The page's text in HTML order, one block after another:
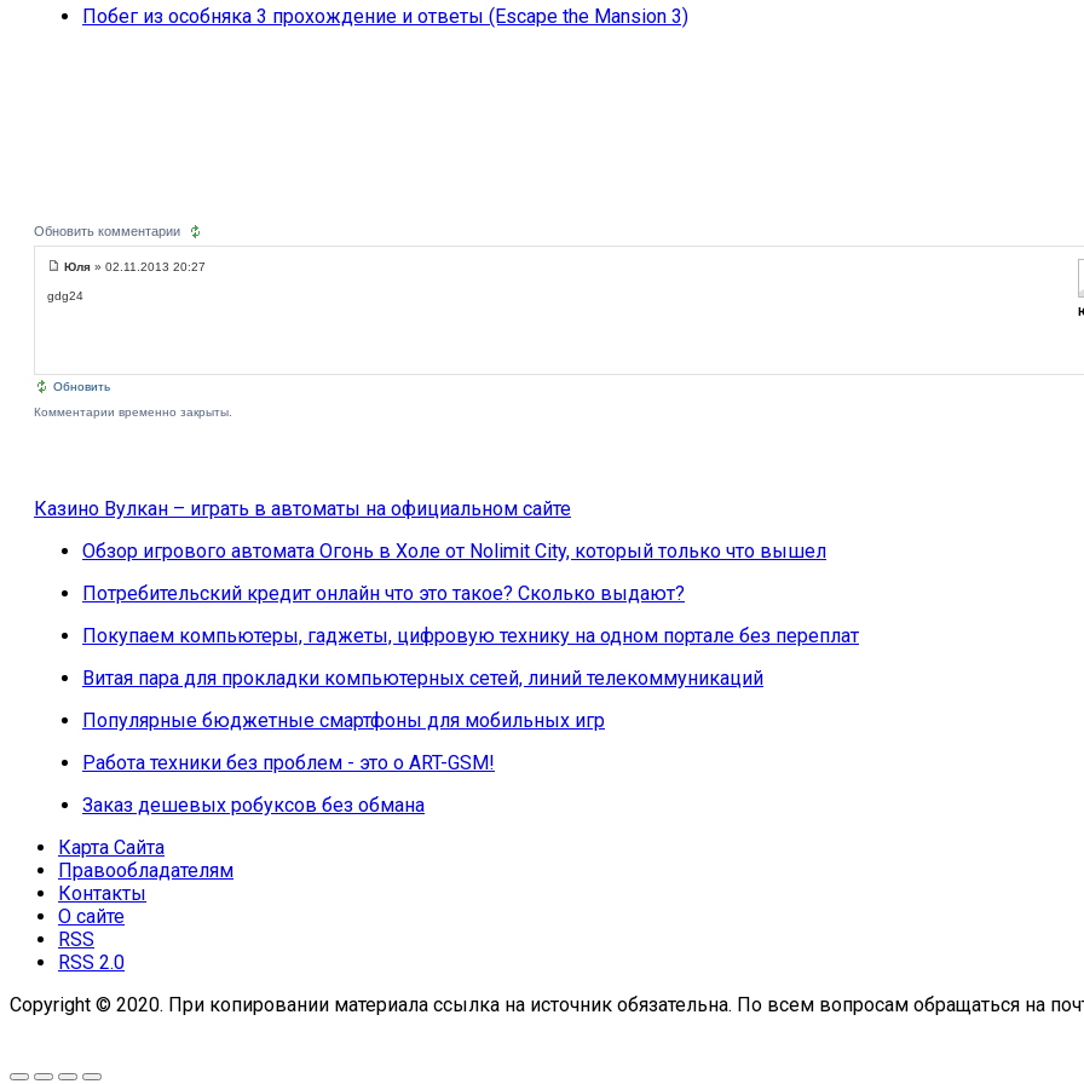
Побег из особняка 3 прохождение и ответы (Escape the Mansion 3)
Обновить комментарии
Юля » 02.11.2013 20:27
gdg24
Обновить
Комментарии временно закрыты.
Казино Вулкан – играть в автоматы на официальном сайте
Обзор игрового автомата Огонь в Холе от Nolimit City, который только что вышел
Потребительский кредит онлайн что это такое? Сколько выдают?
Покупаем компьютеры, гаджеты, цифровую технику на одном портале без переплат
Витая пара для прокладки компьютерных сетей, линий телекоммуникаций
Популярные бюджетные смартфоны для мобильных игр
Работа техники без проблем - это о ART-GSM!
Заказ дешевых робуксов без обмана
Карта Сайта
Правообладателям
Контакты
О сайте
RSS
RSS 2.0
Copyright © 2020. При копировании материала ссылка на источник обязательна. По всем вопросам обращаться на